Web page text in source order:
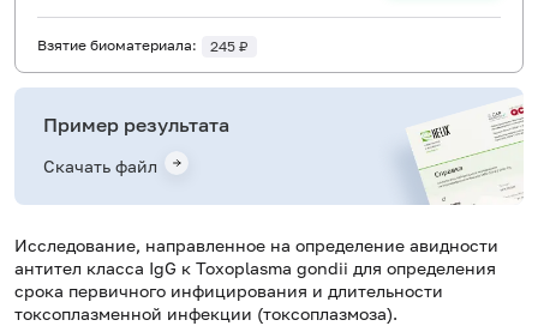
Исследование, направленное на определение авидности
антител класса IgG к Toxoplasma gondii для определения
срока первичного инфицирования и длительности
токсоплазменной инфекции (токсоплазмоза).
Взятие биоматериала: 245 ₽
Пример результата
Скачать файл